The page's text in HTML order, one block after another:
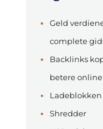
Geld
complete
Backlinks
betere
Ladeblokken
Shredder